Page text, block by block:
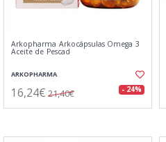
Arkopharma Arkocápsulas Omega 3
Aceite de Pescad
ARKOPHARMA
16,24€ 21,40€ - 24%